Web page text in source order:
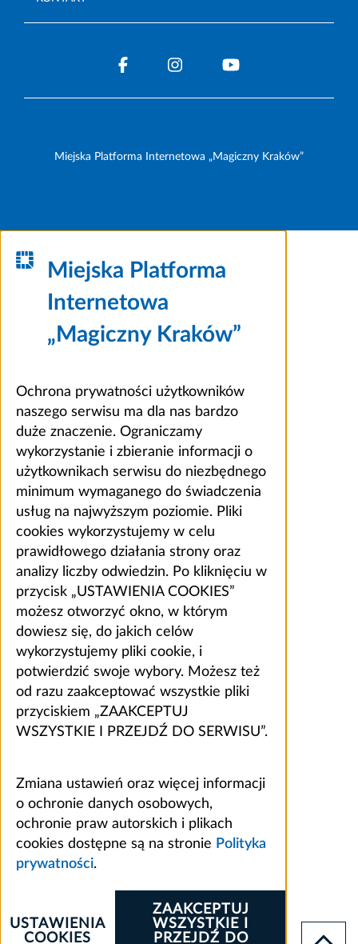
Miejska Platforma Internetowa „Magiczny Kraków”
Miejska Platforma
Internetowa
„Magiczny Kraków”
Ochrona prywatności użytkowników
naszego serwisu ma dla nas bardzo
duże znaczenie. Ograniczamy
wykorzystanie i zbieranie informacji o
użytkownikach serwisu do niezbędnego
minimum wymaganego do świadczenia
usług na najwyższym poziomie. Pliki
cookies wykorzystujemy w celu
prawidłowego działania strony oraz
analizy liczby odwiedzin. Po kliknięciu w
przycisk „USTAWIENIA COOKIES”
możesz otworzyć okno, w którym
dowiesz się, do jakich celów
wykorzystujemy pliki cookie, i
potwierdzić swoje wybory. Możesz też
od razu zaakceptować wszystkie pliki
przyciskiem „ZAAKCEPTUJ
WSZYSTKIE I PRZEJDŹ DO SERWISU”.
Zmiana ustawień oraz więcej informacji
o ochronie danych osobowych,
ochronie praw autorskich i plikach
cookies dostępne są na stronie Polityka
prywatności.
ZAAKCEPTUJ
WSZYSTKIE I
PRZEJDŹ DO
USTAWIENIA
COOKIES